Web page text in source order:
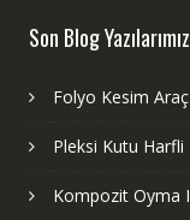
Son Blog Yazılarımız
Folyo Kesim
Pleksi Kutu
Kompozit Oyma